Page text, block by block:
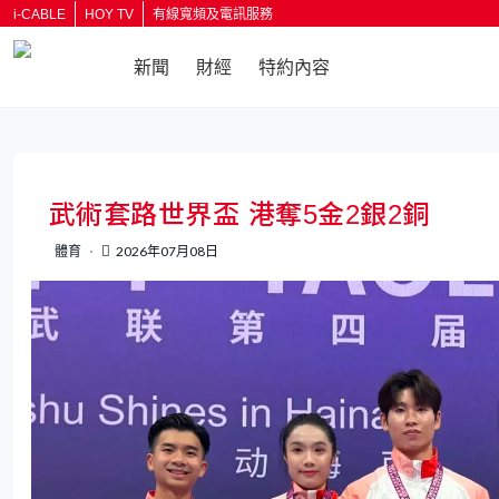
i-CABLE HOY TV 有線寬頻及電訊服務
新聞 財經 特約內容
武術套路世界盃 港奪5金2銀2銅
體育 2026年07月08日